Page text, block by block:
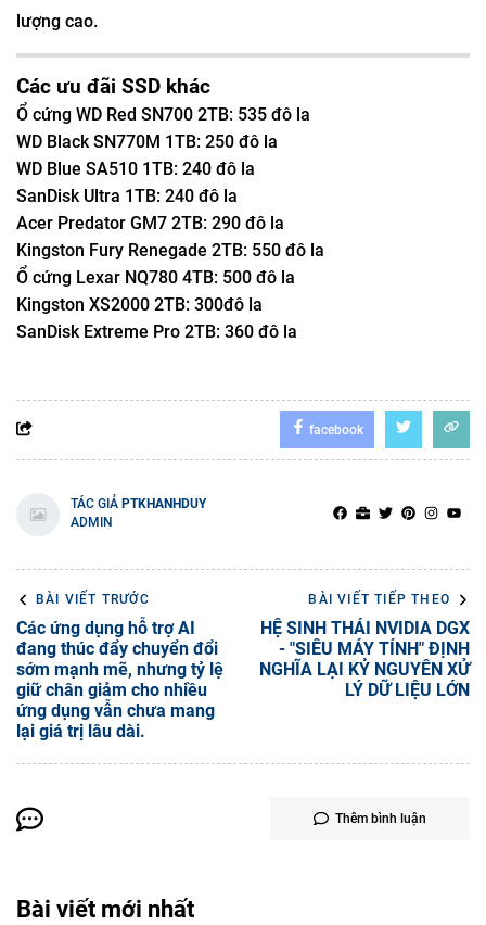
lượng cao.
Các ưu đãi SSD khác
Ổ cứng WD Red SN700 2TB: 535 đô la
WD Black SN770M 1TB: 250 đô la
WD Blue SA510 1TB: 240 đô la
SanDisk Ultra 1TB: 240 đô la
Acer Predator GM7 2TB: 290 đô la
Kingston Fury Renegade 2TB: 550 đô la
Ổ cứng Lexar NQ780 4TB: 500 đô la
Kingston XS2000 2TB: 300đô la
SanDisk Extreme Pro 2TB: 360 đô la
facebook
TÁC GIẢ PTKHANHDUY
ADMIN
BÀI VIẾT TRƯỚC
Các ứng dụng hỗ trợ AI
đang thúc đẩy chuyển đổi
sớm mạnh mẽ, nhưng tỷ lệ
giữ chân giảm cho nhiều
ứng dụng vẫn chưa mang
lại giá trị lâu dài.
BÀI VIẾT TIẾP THEO
HỆ SINH THÁI NVIDIA DGX
- "SIÊU MÁY TÍNH" ĐỊNH
NGHĨA LẠI KỶ NGUYÊN XỬ
LÝ DỮ LIỆU LỚN
Thêm bình luận
Bài viết mới nhất